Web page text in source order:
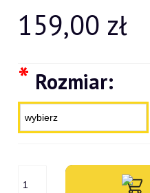
159,00 zł
* Rozmiar: